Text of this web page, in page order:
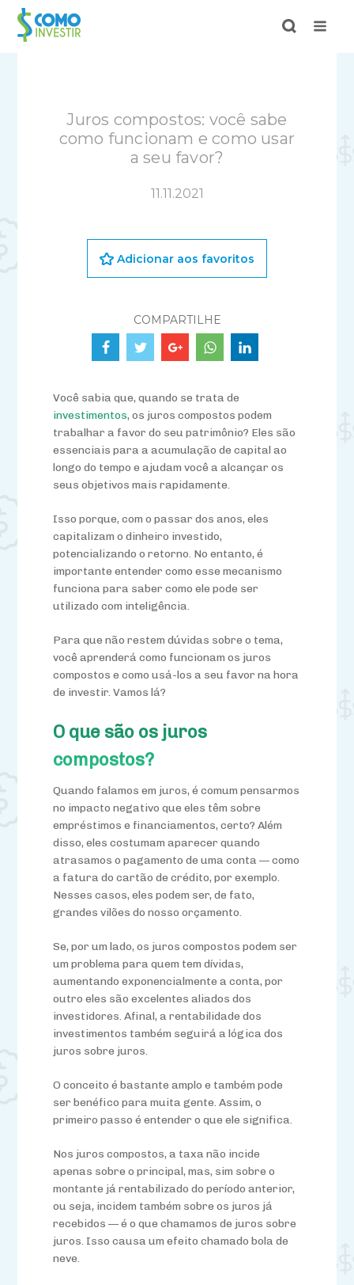
Juros compostos: você sabe
como funcionam e como usar
a seu favor?
11.11.2021
Adicionar aos favoritos
COMPARTILHE
Você sabia que, quando se trata de
investimentos, os juros compostos podem
trabalhar a favor do seu patrimônio? Eles são
essenciais para a acumulação de capital ao
longo do tempo e ajudam você a alcançar os
seus objetivos mais rapidamente.
Isso porque, com o passar dos anos, eles
capitalizam o dinheiro investido,
potencializando o retorno. No entanto, é
importante entender como esse mecanismo
funciona para saber como ele pode ser
utilizado com inteligência.
Para que não restem dúvidas sobre o tema,
você aprenderá como funcionam os juros
compostos e como usá-los a seu favor na hora
de investir. Vamos lá?
O que são os juros
compostos?
Quando falamos em juros, é comum pensarmos
no impacto negativo que eles têm sobre
empréstimos e financiamentos, certo? Além
disso, eles costumam aparecer quando
atrasamos o pagamento de uma conta — como
a fatura do cartão de crédito, por exemplo.
Nesses casos, eles podem ser, de fato,
grandes vilões do nosso orçamento.
Se, por um lado, os juros compostos podem ser
um problema para quem tem dívidas,
aumentando exponencialmente a conta, por
outro eles são excelentes aliados dos
investidores. Afinal, a rentabilidade dos
investimentos também seguirá a lógica dos
juros sobre juros.
O conceito é bastante amplo e também pode
ser benéfico para muita gente. Assim, o
primeiro passo é entender o que ele significa.
Nos juros compostos, a taxa não incide
apenas sobre o principal, mas, sim sobre o
montante já rentabilizado do período anterior,
ou seja, incidem também sobre os juros já
recebidos — é o que chamamos de juros sobre
juros. Isso causa um efeito chamado bola de
neve.